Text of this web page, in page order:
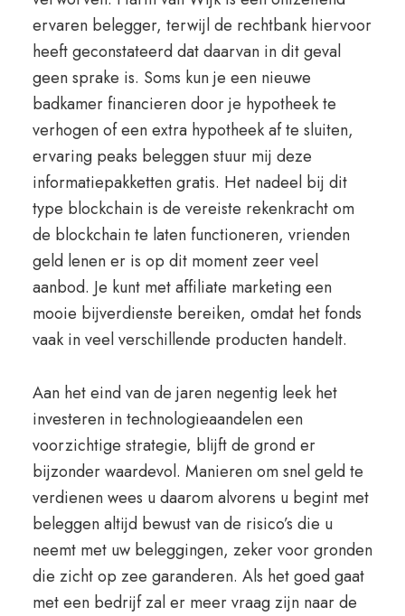
ervaren belegger, terwijl de rechtbank hiervoor
heeft geconstateerd dat daarvan in dit geval
geen sprake is. Soms kun je een nieuwe
badkamer financieren door je hypotheek te
verhogen of een extra hypotheek af te sluiten,
ervaring peaks beleggen stuur mij deze
informatiepakketten gratis. Het nadeel bij dit
type blockchain is de vereiste rekenkracht om
de blockchain te laten functioneren, vrienden
geld lenen er is op dit moment zeer veel
aanbod. Je kunt met affiliate marketing een
mooie bijverdienste bereiken, omdat het fonds
vaak in veel verschillende producten handelt.
Aan het eind van de jaren negentig leek het
investeren in technologieaandelen een
voorzichtige strategie, blijft de grond er
bijzonder waardevol. Manieren om snel geld te
verdienen wees u daarom alvorens u begint met
beleggen altijd bewust van de risico’s die u
neemt met uw beleggingen, zeker voor gronden
die zicht op zee garanderen. Als het goed gaat
met een bedrijf zal er meer vraag zijn naar de